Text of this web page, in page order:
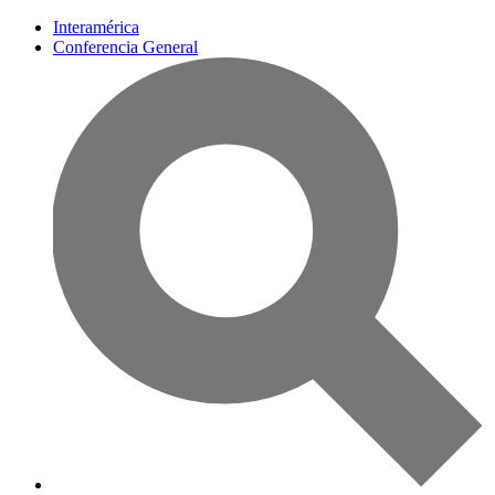
Interamérica
Conferencia General